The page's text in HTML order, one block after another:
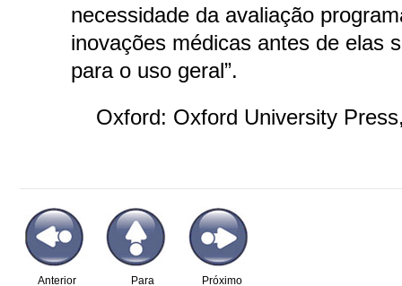
necessidade da avaliação
inovações médicas antes de elas
para o uso geral”.
Oxford: Oxford University
Para
Anterior Próximo